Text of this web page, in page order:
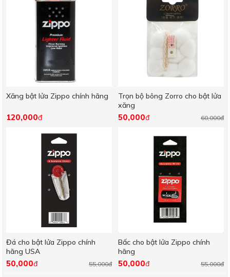
Xăng bật lửa Zippo chính hãng
120,000đ
Trọn bộ bông Zorro cho bật lửa
xăng
60,000đ
50,000đ
Đá cho bật lửa Zippo chính
hãng USA
55,000đ
50,000đ
Bấc cho bật lửa Zippo chính
hãng
55,000đ
50,000đ